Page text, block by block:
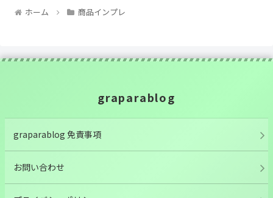
へ
ホーム 商品インプレ
graparablog
graparablog 免責事項
お問い合わせ